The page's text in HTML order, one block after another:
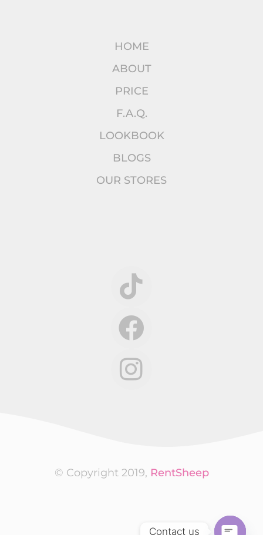
HOME
ABOUT
PRICE
F.A.Q.
LOOKBOOK
BLOGS
OUR STORES
© Copyright 2019, RentSheep
Contact us